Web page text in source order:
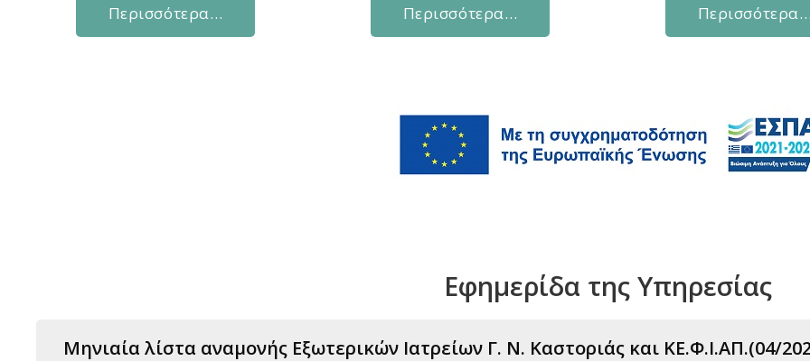
Περισσότερα… Περισσότερα…
Εφημερίδα της Υπηρεσίας
Μηνιαία λίστα αναμονής Εξωτερικών Ιατρείων Γ. Ν. Καστοριάς και ΚΕ.Φ.Ι.ΑΠ.(04/